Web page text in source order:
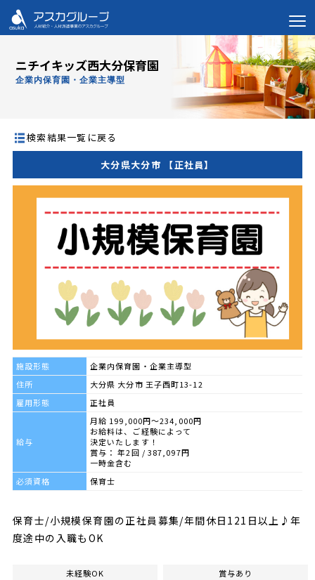
ニチイキッズ西大分保育園
企業内保育園・企業主導型
検索結果一覧に戻る
大分県大分市 【正社員】
施設形態
企業内保育園・企業主導型
住所
大分県 大分市 王子西町13-12
雇用形態
正社員
給与
月給 199,000円～234,000円
お給料は、ご経験によって
決定いたします！
賞与： 年2回 / 387,097円
一時金含む
必須資格
保育士
保育士/小規模保育園の正社員募集/年間休日121日以上♪年
度途中の入職もOK
未経験OK 賞与あり